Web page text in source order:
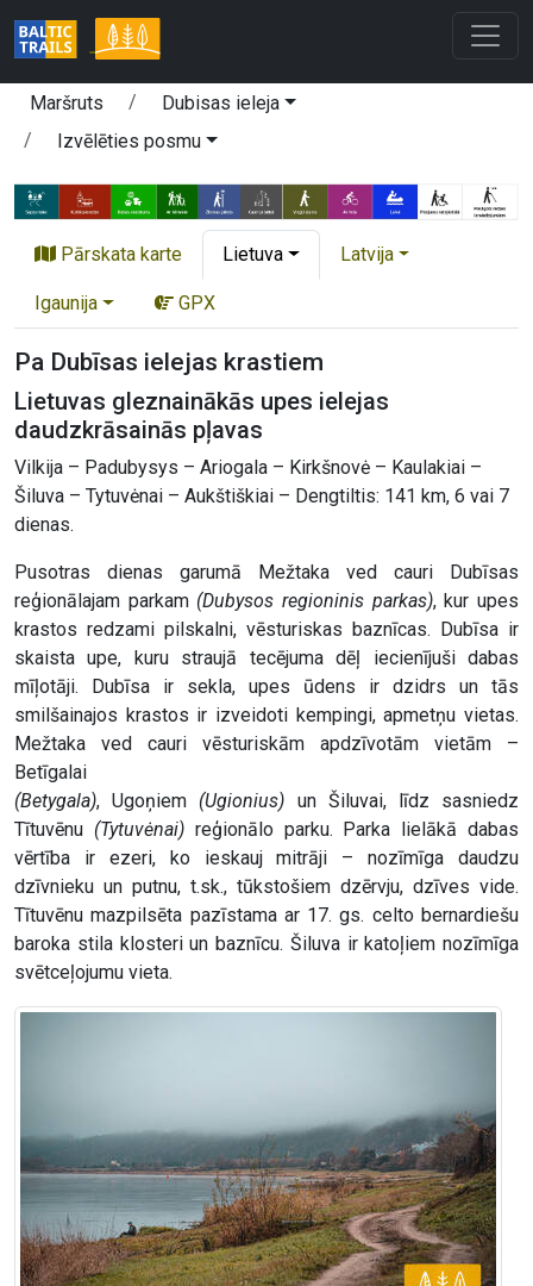
Maršruts
Dubisas ieleja
Izvēlēties posmu
Pārskata karte Lietuva Latvija
Igaunija GPX
Pa Dubīsas ielejas krastiem
Lietuvas gleznainākās upes ielejas
daudzkrāsainās pļavas
Vilkija – Padubysys – Ariogala – Kirkšnovė – Kaulakiai –
Šiluva – Tytuvėnai – Aukštiškiai – Dengtiltis: 141 km, 6 vai 7
dienas.
Pusotras dienas garumā Mežtaka ved cauri Dubīsas
reģionālajam parkam (Dubysos regioninis parkas), kur upes
krastos redzami pilskalni, vēsturiskas baznīcas. Dubīsa ir
skaista upe, kuru straujā tecējuma dēļ iecienījuši dabas
mīļotāji. Dubīsa ir sekla, upes ūdens ir dzidrs un tās
smilšainajos krastos ir izveidoti kempingi, apmetņu vietas.
Mežtaka ved cauri vēsturiskām apdzīvotām vietām –
Betīgalai
(Betygala), Ugoņiem (Ugionius) un Šiluvai, līdz sasniedz
Tītuvēnu (Tytuvėnai)reģionālo parku. Parka lielākā dabas
vērtība ir ezeri, ko ieskauj mitrāji – nozīmīga daudzu
dzīvnieku un putnu, t.sk., tūkstošiem dzērvju, dzīves vide.
Tītuvēnu mazpilsēta pazīstama ar 17. gs. celto bernardiešu
baroka stila klosteri un baznīcu. Šiluva ir katoļiem nozīmīga
svētceļojumu vieta.